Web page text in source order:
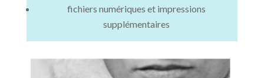
fichiers numériques et impressions
supplémentaires